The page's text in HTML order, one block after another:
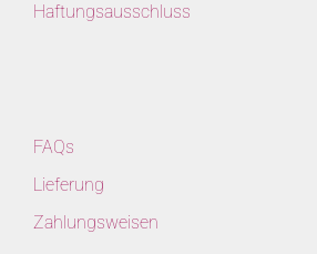
Haftungsausschluss
FAQs
Lieferung
Zahlungsweisen